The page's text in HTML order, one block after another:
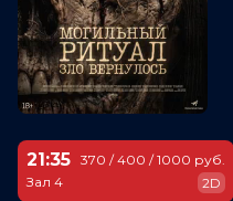
21:35
Зал 4
370 / 400 / 1000 руб.
2D